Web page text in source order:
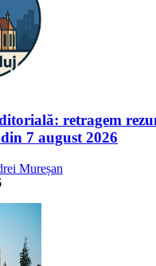
retragem
7 august 2026
Mureșan